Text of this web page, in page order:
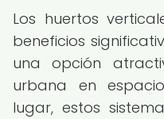
Los huertos
beneficios
una opción
urbana en
lugar, estos